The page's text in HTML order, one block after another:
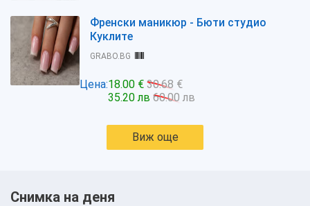
Френски маникюр - Бюти студио
Куклите
GRABO.BG
Цена:18.00 € 30.68 €
35.20 лв 60.00 лв
Виж още
Снимка на деня